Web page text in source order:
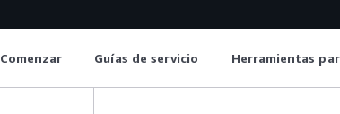
Comenzar Guías de servicio Herramientas